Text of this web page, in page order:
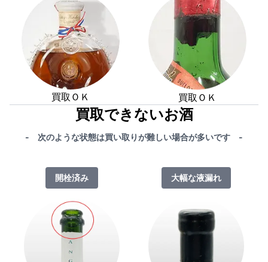
買取ＯＫ 買取ＯＫ
買取できないお酒
- 次のような状態は買い取りが難しい場合が多いです -
開栓済み 大幅な液漏れ